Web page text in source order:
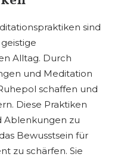
sind
Alltag. Durch
und Meditation
schaffen und
Diese Praktiken
Ablenkungen zu
Bewusstsein für
zu schärfen. Sie